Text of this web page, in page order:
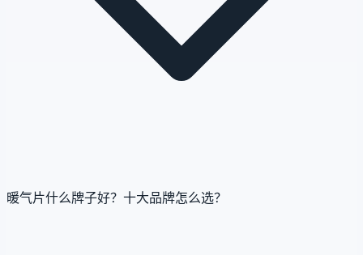
暖气片什么牌子好？十大品牌怎么选？